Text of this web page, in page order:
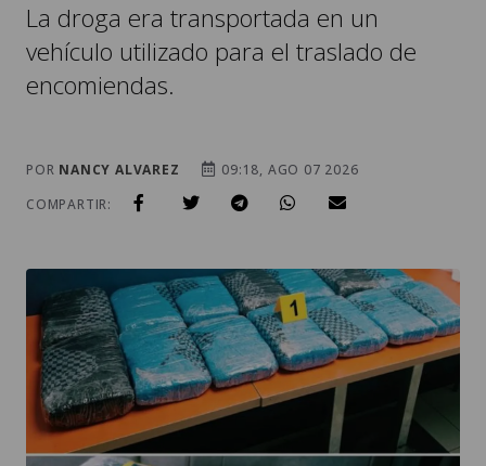
La droga era transportada en un
vehículo utilizado para el traslado de
encomiendas.
POR NANCY ALVAREZ
09:18, AGO 07 2026
COMPARTIR: